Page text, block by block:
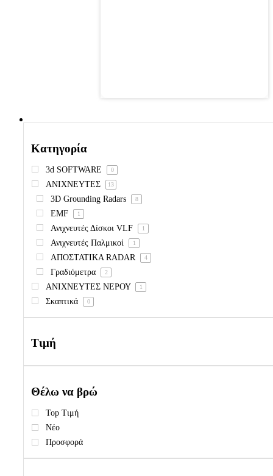
Κατηγορία
3d SOFTWARE 0
ΑΝΙΧΝΕΥΤΕΣ 13
3D Grounding Radars 8
EMF 1
Ανιχνευτές Δίσκοι VLF 1
Ανιχνευτές Παλμικοί 1
ΑΠΟΣΤΑΤΙΚΑ RADAR 4
Γραδιόμετρα 2
ΑΝΙΧΝΕΥΤΕΣ ΝΕΡΟΥ 1
Σκαπτικά 0
Τιμή
Θέλω να βρώ
Top Τιμή
Νέο
Προσφορά